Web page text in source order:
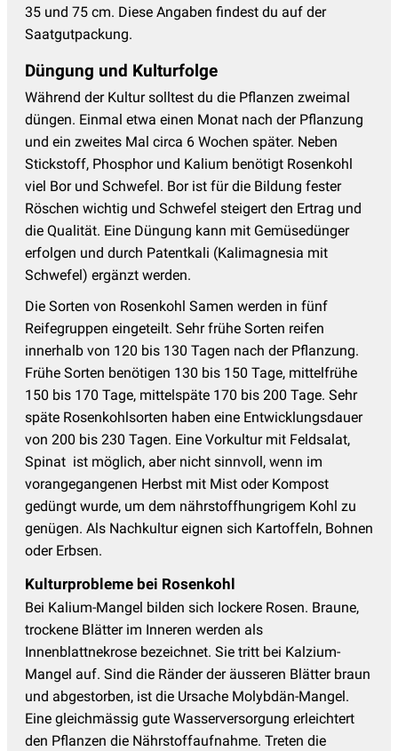
35 und 75 cm. Diese Angaben findest du auf der
Saatgutpackung.
Düngung und Kulturfolge
Während der Kultur solltest du die Pflanzen zweimal
düngen. Einmal etwa einen Monat nach der Pflanzung
und ein zweites Mal circa 6 Wochen später. Neben
Stickstoff, Phosphor und Kalium benötigt Rosenkohl
viel Bor und Schwefel. Bor ist für die Bildung fester
Röschen wichtig und Schwefel steigert den Ertrag und
die Qualität. Eine Düngung kann mit Gemüsedünger
erfolgen und durch Patentkali (Kalimagnesia mit
Schwefel) ergänzt werden.
Die Sorten von Rosenkohl Samen werden in fünf
Reifegruppen eingeteilt. Sehr frühe Sorten reifen
innerhalb von 120 bis 130 Tagen nach der Pflanzung.
Frühe Sorten benötigen 130 bis 150 Tage, mittelfrühe
150 bis 170 Tage, mittelspäte 170 bis 200 Tage. Sehr
späte Rosenkohlsorten haben eine Entwicklungsdauer
von 200 bis 230 Tagen. Eine Vorkultur mit Feldsalat,
Spinat ist möglich, aber nicht sinnvoll, wenn im
vorangegangenen Herbst mit Mist oder Kompost
gedüngt wurde, um dem nährstoffhungrigem Kohl zu
genügen. Als Nachkultur eignen sich Kartoffeln, Bohnen
oder Erbsen.
Kulturprobleme bei Rosenkohl
Bei Kalium-Mangel bilden sich lockere Rosen. Braune,
trockene Blätter im Inneren werden als
Innenblattnekrose bezeichnet. Sie tritt bei Kalzium-
Mangel auf. Sind die Ränder der äusseren Blätter braun
und abgestorben, ist die Ursache Molybdän-Mangel.
Eine gleichmässig gute Wasserversorgung erleichtert
den Pflanzen die Nährstoffaufnahme. Treten die